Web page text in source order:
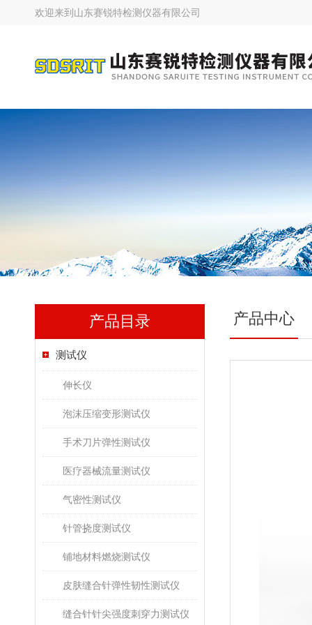
欢迎来到 山东赛锐特检测仪器有限公司
产品目录
测试仪
伸长仪
泡沫压缩变形测试仪
手术刀片弹性测试仪
医疗器械流量测试仪
气密性测试仪
针管挠度测试仪
铺地材料燃烧测试仪
皮肤缝合针弹性韧性测试仪
缝合针针尖强度刺穿力测试仪
产品中心